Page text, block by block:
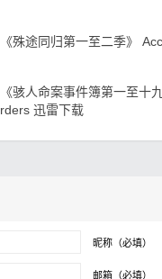
《殊途同归第一至二季》
《骇人命案事件簿第一至十
rders 迅雷下载
昵称（必填）
邮箱（必填）